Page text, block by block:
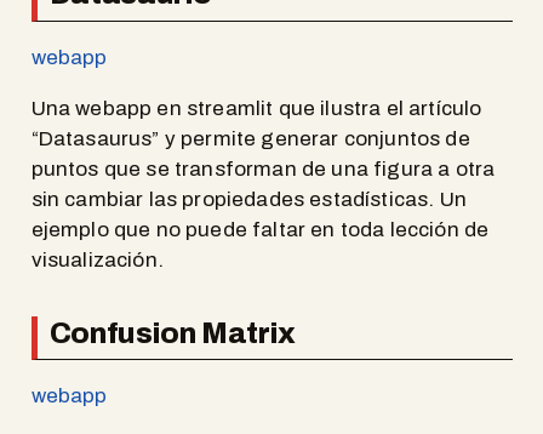
webapp
Una webapp en streamlit que ilustra el artículo
“Datasaurus” y permite generar conjuntos de
puntos que se transforman de una figura a otra
sin cambiar las propiedades estadísticas. Un
ejemplo que no puede faltar en toda lección de
visualización.
Confusion Matrix
webapp